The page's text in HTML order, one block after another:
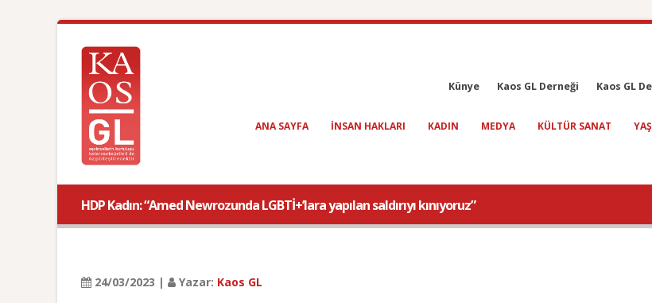
Künye Kaos GL Derneği Kaos GL
ANA SAYFA INSAN HAKLARI KADIN MEDYA KÜLTÜR SANAT
HDP Kadın: “Amed Newrozunda LGBTİ+’lara yapılan saldırıyı kınıyoruz”
24/03/2023 | Yazar: Kaos GL